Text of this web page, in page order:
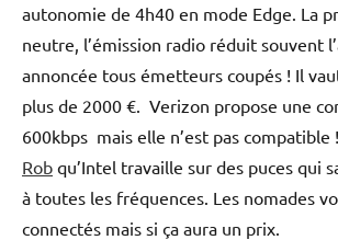
autonomie de 4h40 en mode Edge. La
neutre, l’émission radio réduit souvent
annoncée tous émetteurs coupés ! Il
plus de 2000 €. Verizon propose une
600kbps mais elle n’est pas compatible
Rob qu’Intel travaille sur des puces qui
à toutes les fréquences. Les nomades
connectés mais si ça aura un prix.